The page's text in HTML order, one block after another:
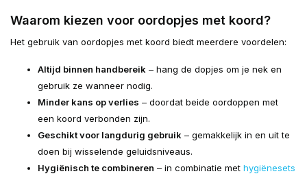
Waarom kiezen voor oordopjes met koord?
Het gebruik van oordopjes met koord biedt meerdere voordelen:
Altijd binnen handbereik – hang de dopjes om je nek en
gebruik ze wanneer nodig.
Minder kans op verlies – doordat beide oordoppen met
een koord verbonden zijn.
Geschikt voor langdurig gebruik – gemakkelijk in en uit te
doen bij wisselende geluidsniveaus.
Hygiënisch te combineren – in combinatie met hygiënesets